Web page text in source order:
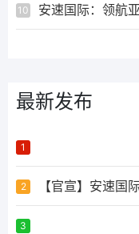
10 安速国际：领航
最新发布
1
2 【官宣】安速国
3